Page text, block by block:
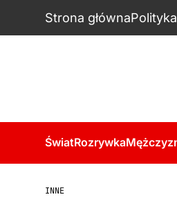
Strona główna
ŚwiatRozrywka
INNE